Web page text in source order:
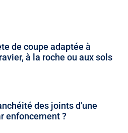
de coupe adaptée à
à la roche ou aux sols
des joints d'une
enfoncement ?